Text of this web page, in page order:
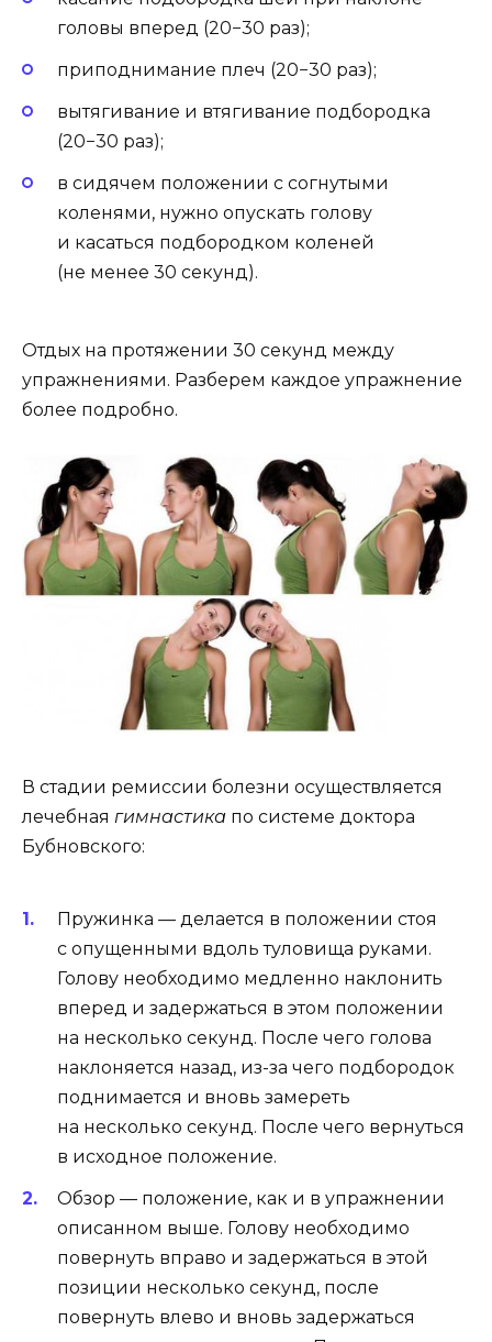
головы вперед (20−30 раз);
приподнимание плеч (20−30 раз);
вытягивание и втягивание подбородка
(20−30 раз);
в сидячем положении с согнутыми
коленями, нужно опускать голову
и касаться подбородком коленей
(не менее 30 секунд).
Отдых на протяжении 30 секунд между
упражнениями. Разберем каждое упражнение
более подробно.
В стадии ремиссии болезни осуществляется
лечебная гимнастика по системе доктора
Бубновского:
Пружинка — делается в положении стоя
с опущенными вдоль туловища руками.
Голову необходимо медленно наклонить
вперед и задержаться в этом положении
на несколько секунд. После чего голова
наклоняется назад, из-за чего подбородок
поднимается и вновь замереть
на несколько секунд. После чего вернуться
в исходное положение.
Обзор — положение, как и в упражнении
описанном выше. Голову необходимо
повернуть вправо и задержаться в этой
позиции несколько секунд, после
повернуть влево и вновь задержаться